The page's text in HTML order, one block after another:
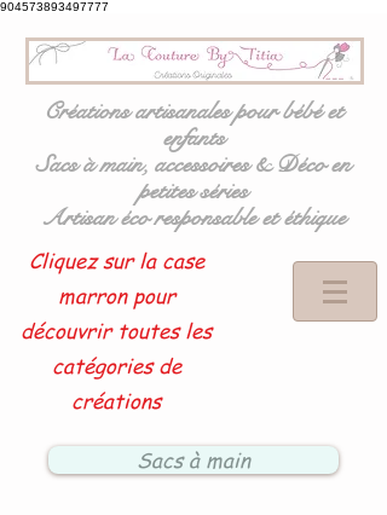
904573893497777
Créations artisanales pour bébé et
enfants
Sacs à main, accessoires & Déco en
petites séries
Artisan éco responsable et éthique
Cliquez sur la case
marron pour
découvrir toutes les
catégories de
créations
Sacs à main